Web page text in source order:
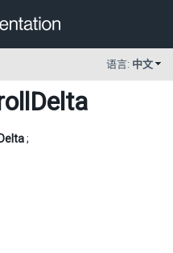
语言: 中文
;